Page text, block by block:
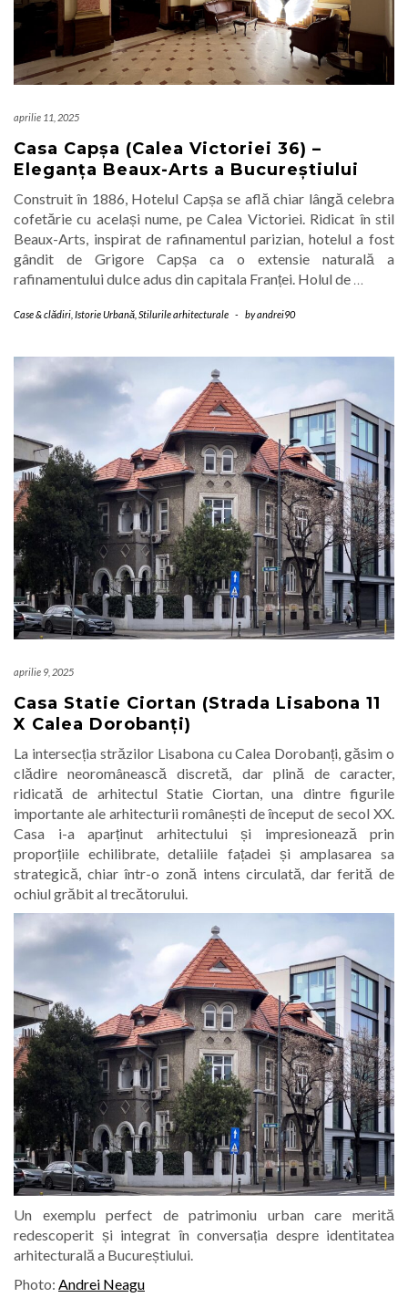
aprilie 11, 2025
Casa Capșa (Calea Victoriei 36) –
Eleganța Beaux-Arts a Bucureștiului
Construit în 1886, Hotelul Capșa se află chiar lângă celebra
cofetărie cu același nume, pe Calea Victoriei. Ridicat în stil
Beaux-Arts, inspirat de rafinamentul parizian, hotelul a fost
gândit de Grigore Capșa ca o extensie naturală a
rafinamentului dulce adus din capitala Franței. Holul de …
Case & clădiri Istorie Urbană Stilurile arhitecturale - byandrei90
aprilie 9, 2025
Casa Statie Ciortan (Strada Lisabona 11
X Calea Dorobanți)
La intersecția străzilor Lisabona cu Calea Dorobanți, găsim o
clădire neoromânească discretă, dar plină de caracter,
ridicată de arhitectul Statie Ciortan, una dintre figurile
importante ale arhitecturii românești de început de secol XX.
Casa i-a aparținut arhitectului și impresionează prin
proporțiile echilibrate, detaliile fațadei și amplasarea sa
strategică, chiar într-o zonă intens circulată, dar ferită de
ochiul grăbit al trecătorului.
Un exemplu perfect de patrimoniu urban care merită
redescoperit și integrat în conversația despre identitatea
arhitecturală a Bucureștiului.
Photo: Andrei Neagu